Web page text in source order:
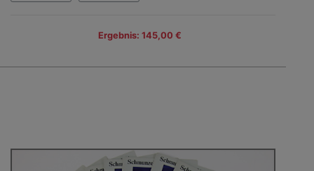
Ergebnis: 145,00 €